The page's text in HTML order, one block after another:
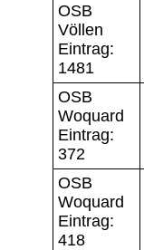
OSB
Völlen
Eintrag:
1481
OSB
Woquard
Eintrag:
372
OSB
Woquard
Eintrag:
418